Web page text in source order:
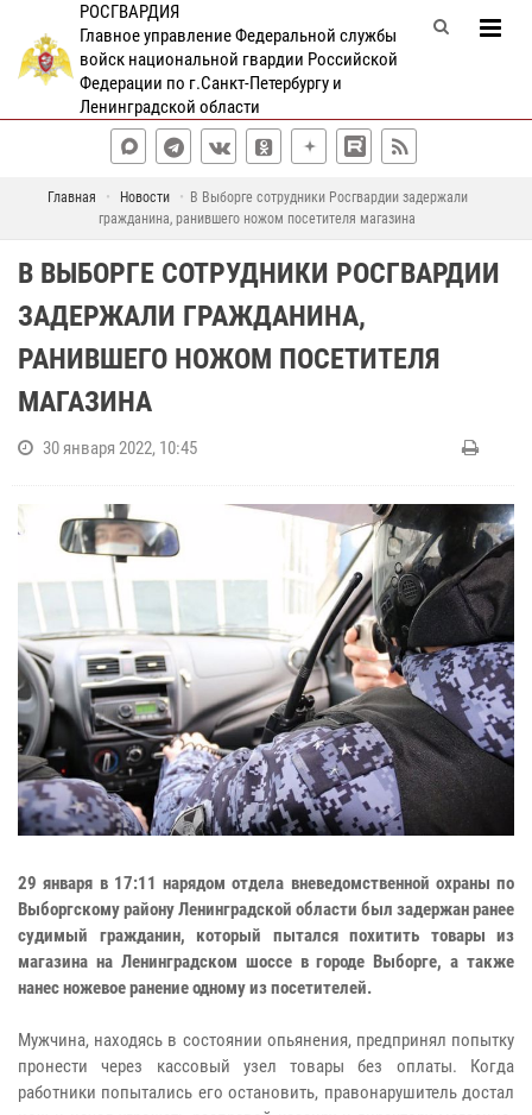
РОСГВАРДИЯ
Главное управление Федеральной службы
войск национальной гвардии Российской
Федерации по г.Санкт-Петербургу и
Ленинградской области
Главная Новости
В Выборге сотрудники Росгвардии задержали
гражданина, ранившего ножом посетителя магазина
В ВЫБОРГЕ СОТРУДНИКИ РОСГВАРДИИ
ЗАДЕРЖАЛИ ГРАЖДАНИНА,
РАНИВШЕГО НОЖОМ ПОСЕТИТЕЛЯ
МАГАЗИНА
30 января 2022, 10:45
29 января в 17:11 нарядом отдела вневедомственной охраны по
Выборгскому району Ленинградской области был задержан ранее
судимый гражданин, который пытался похитить товары из
магазина на Ленинградском шоссе в городе Выборге, а также
нанес ножевое ранение одному из посетителей.
Мужчина, находясь в состоянии опьянения, предпринял попытку
пронести через кассовый узел товары без оплаты. Когда
работники попытались его остановить, правонарушитель достал